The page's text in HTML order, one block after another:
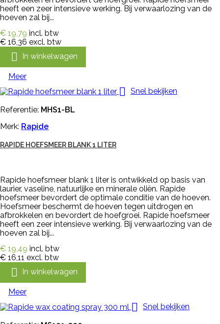
heeft een zeer intensieve werking. Bij verwaarlozing van de
hoeven zal bij...
€ 19,79 incl. btw
€ 16,36 excl. btw
 In winkelwagen
Meer
 Snel bekijken
Referentie: MHS1-BL
Merk: Rapide
RAPIDE HOEFSMEER BLANK 1 LITER
Rapide hoefsmeer blank 1 liter is ontwikkeld op basis van
laurier, vaseline, natuurlijke en minerale oliën. Rapide
hoefsmeer bevordert de optimale conditie van de hoeven.
Hoefsmeer beschermt de hoeven tegen uitdrogen en
afbrokkelen en bevordert de hoefgroei. Rapide hoefsmeer
heeft een zeer intensieve werking. Bij verwaarlozing van de
hoeven zal bij...
€ 19,49 incl. btw
€ 16,11 excl. btw
 In winkelwagen
Meer
 Snel bekijken